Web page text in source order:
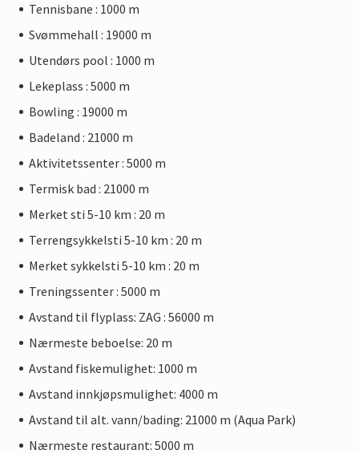
Tennisbane : 1000 m
Svømmehall : 19000 m
Utendørs pool : 1000 m
Lekeplass : 5000 m
Bowling : 19000 m
Badeland : 21000 m
Aktivitetssenter : 5000 m
Termisk bad : 21000 m
Merket sti 5-10 km : 20 m
Terrengsykkelsti 5-10 km : 20 m
Merket sykkelsti 5-10 km : 20 m
Treningssenter : 5000 m
Avstand til flyplass: ZAG : 56000 m
Nærmeste beboelse: 20 m
Avstand fiskemulighet: 1000 m
Avstand innkjøpsmulighet: 4000 m
Avstand til alt. vann/bading: 21000 m (Aqua Park)
Nærmeste restaurant: 5000 m